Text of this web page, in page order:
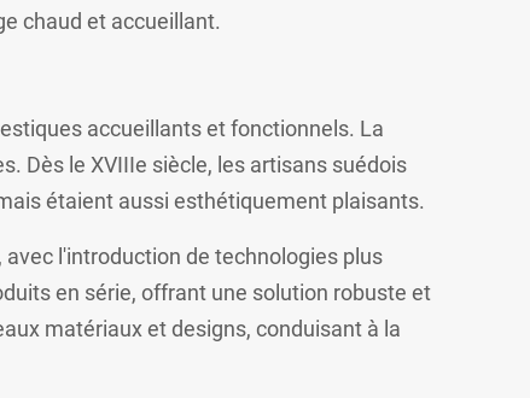
chaud et accueillant.
accueillants et fonctionnels. La
Dès le XVIIIe siècle, les artisans suédois
étaient aussi esthétiquement plaisants.
l'introduction de technologies plus
en série, offrant une solution robuste et
matériaux et designs, conduisant à la